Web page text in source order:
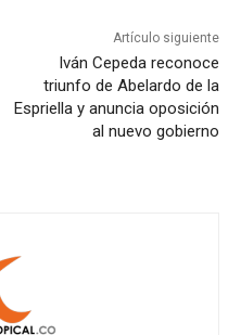
Artículo siguiente
Iván Cepeda reconoce
triunfo de Abelardo de la
Espriella y anuncia oposición
al nuevo gobierno